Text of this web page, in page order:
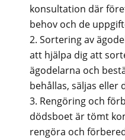
konsultation där
behov och de
Sortering av
att hjälpa dig att
ägodelarna och
behållas, säljas eller
Rengöring och
dödsboet är tömt
rengöra och